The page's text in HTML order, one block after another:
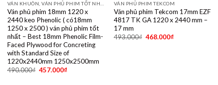
Ván phủ phim 18mm 1220 x
2440 keo Phenolic ( có18mm
1250 x 2500 ) ván phủ phim tốt
nhất – Best 18mm Phenolic Film-
Faced Plywood for Concreting
with Standard Size of
1220x2440mm 1250x2500mm
490.000₫ 457.000₫
VÁN PHỦ PHIM TEKCOM
Ván phủ phim Tekcom 17mm EZF
4817 TK GA 1220 x 2440 mm –
17 mm
493.000₫ 468.000₫